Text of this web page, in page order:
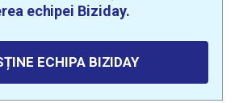
echipei Biziday.
ECHIPA BIZIDAY